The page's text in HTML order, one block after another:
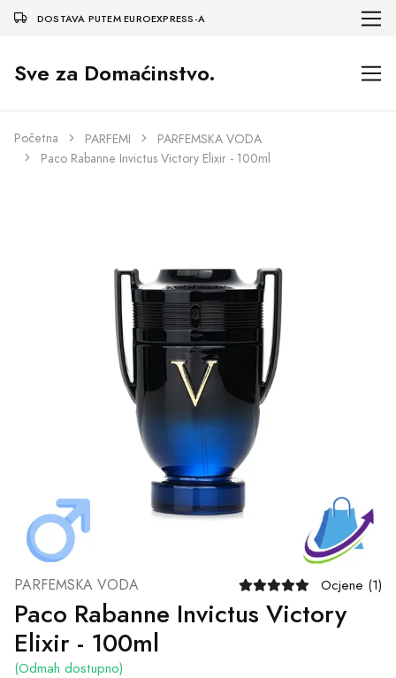
DOSTAVA PUTEM EUROEXPRESS-A
Sve za Domaćinstvo.
Početna PARFEMI
PARFEMSKA VODA
Paco Rabanne Invictus Victory Elixir - 100ml
PARFEMSKA VODA Ocjene (1)
Paco Rabanne Invictus Victory
Elixir - 100ml
(Odmah dostupno)